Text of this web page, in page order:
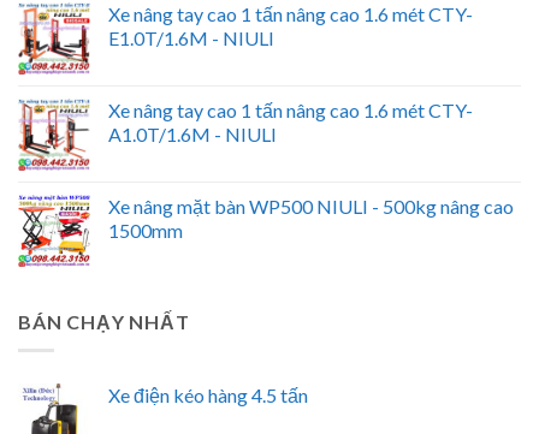
Xe nâng tay cao 1 tấn nâng cao 1.6 mét CTY-
E1.0T/1.6M - NIULI
Xe nâng tay cao 1 tấn nâng cao 1.6 mét CTY-
A1.0T/1.6M - NIULI
Xe nâng mặt bàn WP500 NIULI - 500kg nâng cao
1500mm
BÁN CHẠY NHẤT
Xe điện kéo hàng 4.5 tấn